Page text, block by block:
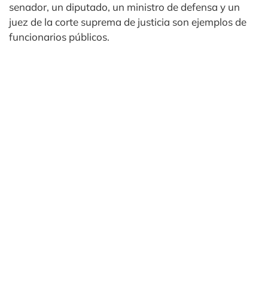
senador, un diputado, un ministro de defensa y un
juez de la corte suprema de justicia son ejemplos de
funcionarios públicos.